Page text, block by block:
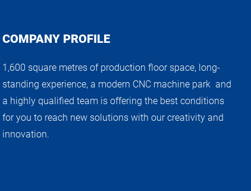
COMPANY PROFILE
1,600 square metres of production floor space, long-
standing experience, a modern CNC machine park and
a highly qualified team is offering the best conditions
for you to reach new solutions with our creativity and
innovation.